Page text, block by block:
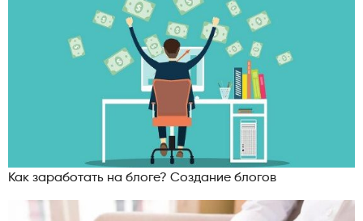
Как заработать на блоге? Создание блогов